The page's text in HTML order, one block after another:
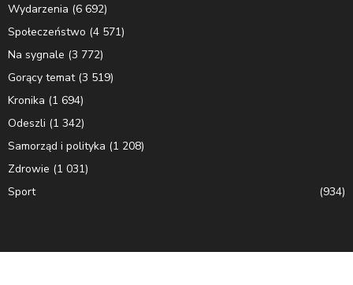
Wydarzenia (6 692)
Społeczeństwo (4 571)
Na sygnale (3 772)
Gorący temat(3 519)
Kronika (1 694)
Odeszli (1 342)
Samorząd i polityka (1 208)
Zdrowie (1 031)
Sport
(934)